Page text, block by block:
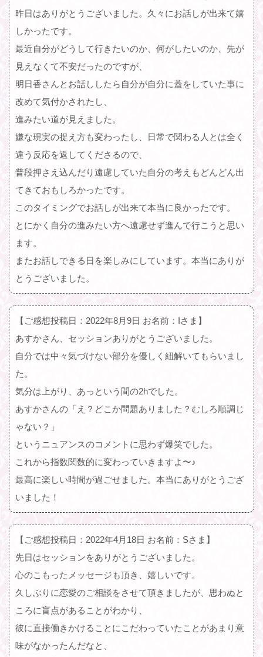
昨日はありがとうございました。久々にお話しが出来て嬉
しかったです。
最近自分がどうして行きたいのか、何がしたいのか、先が
見えなくて不安だったのですが、
明日香さんとお話ししたら自分が自分に蓋をしていた事に
改めて気付かされたし、
進みたい道が見えました。
嫌な現実の捉え方も変わったし、日常で関わる人とは全く
違う反応を返してくださるので、
普段押さえ込んだり遠慮していた自分の考えもどんどん出
てきておもしろかったです。
このタイミングでお話しが出来て本当に良かったです。
とにかく自分の進みたい方へ遠慮せず進んで行こうと思い
ます。
またお話しできる日を楽しみにしています。本当にありが
とうございました。
【ご感想投稿日：2022年8月9日 お名前：Iさま】
あすかさん、セッションありがとうございました。
自分では中々気づけない部分を優しく紐解いてもらいまし
た。
気分は上がり、あっという間の2hでした。
あすかさんの「え？どこか問題ありました？むしろ順調じ
ゃない？」
というニュアンスのコメントに思わず爆笑でした。
これから指数関数的に変わっていきますよ〜♪
最高に楽しい時間が過ごせました。本当にありがとうござ
いました！
【ご感想投稿日：2022年4月18日 お名前：Sさま】
先日はセッションをありがとうございました。
心のこもったメッセージも頂き、嬉しいです。
久しぶりに恋愛のご相談をさせて頂きましたが、思わぬと
ころに盲点があることがわかり、
彼に直接働きかけることにこだわっていたことがあまり意
味がなかったんだなと、